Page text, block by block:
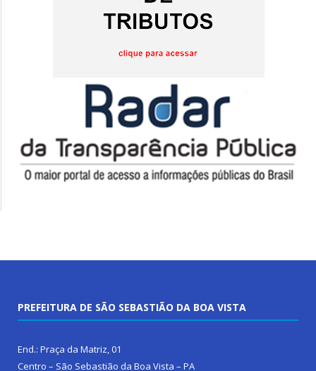
PREFEITURA DE SÃO SEBASTIÃO DA BOA VISTA
End.: Praça da Matriz, 01
Centro – São Sebastião da Boa Vista – PA